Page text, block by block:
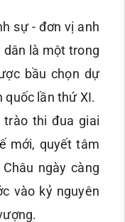
sự - đơn vị anh
dân là một trong
bầu chọn dự
quốc lần thứ XI.
thi đua giai
mới, quyết tâm
ngày càng
vào kỷ nguyên